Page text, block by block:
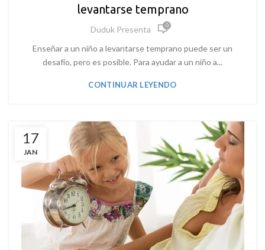
levantarse temprano
Duduk Presenta 0
Enseñar a un niño a levantarse temprano puede ser un
desafío, pero es posible. Para ayudar a un niño a...
CONTINUAR LEYENDO
17
JAN